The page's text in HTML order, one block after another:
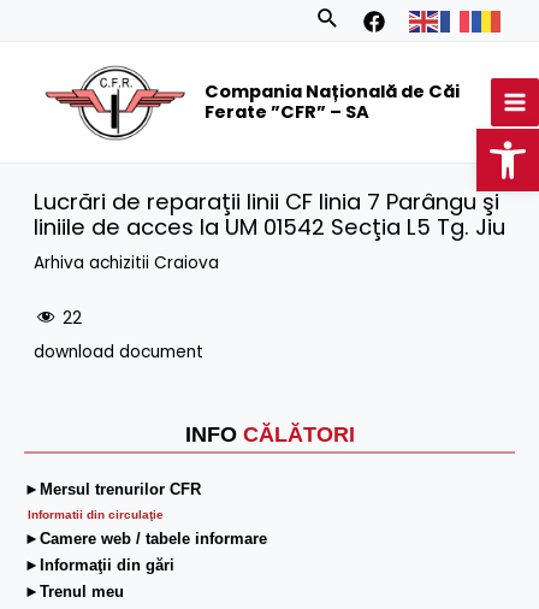
Search
Compania Națională de Căi
Ferate ”CFR” – SA
INFO CĂLĂTORI
►Mersul trenurilor CFR
Informatii din circulaţie
►Camere web / tabele informare
►Informaţii din gări
►Trenul meu
Lucrări de reparaţii linii CF linia 7 Parângu şi
liniile de acces la UM 01542 Secţia L5 Tg. Jiu
Arhiva achizitii Craiova
22
download document